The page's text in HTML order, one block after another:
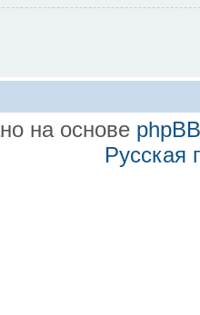
на основе phpBB
Русская